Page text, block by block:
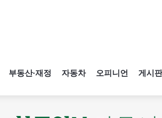
부동산·재정 자동차 오피니언 게시판